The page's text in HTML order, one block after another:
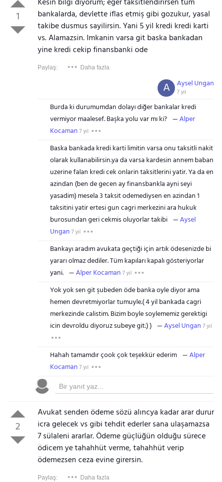
1
bankalarda, devlette iflas etmiş gibi gozukur, yasal
takibe dusmus sayilirsin. Yani 5 yil kredi kredi karti
vs. Alamazsin. Imkanin varsa git baska bankadan
yine kredi cekip finansbanki ode
Paylaş: Daha fazla
Aysel Ungan
7 yıl
A
Burda ki durumumdan dolayı diğer bankalar kredi
vermiyor maalesef. Başka yolu var mı ki?
Alper
Kocaman 7 yıl
Baska bankada kredi karti limitin varsa onu taksitli nakit
olarak kullanabilirsin.ya da varsa kardesin annem baban
uzerine falan kredi cek onlarin taksitlerini yatir. Ya da en
azindan (ben de gecen ay finansbankla ayni seyi
yasadim) mesela 3 taksit odemediysen en azindan 1
taksitini yatir ertesi gun cagri merkezini ara hukuk
burosundan geri cekmis oluyorlar takibi
Aysel
Ungan 7 yıl
Bankayı aradım avukata geçtiği için artık ödesenizde bi
yararı olmaz dediler. Tüm kapıları kapalı gösteriyorlar
yani.
Alper Kocaman 7 yıl
Yok yok sen git şubeden öde banka oyle diyor ama
hemen devretmiyorlar tumuyle.( 4 yil bankada cagri
merkezinde calistim. Bizim boyle soylememiz gerektigi
icin devroldu diyoruz subeye git:) )
Aysel Ungan 7 yıl
Hahah tamamdır çook çok teşekkür ederim
Alper
Kocaman 7 yıl
2
Avukat senden ödeme sözü alıncya kadar arar durur
icra gelecek vs gibi tehdit ederler sana ulaşamazsa
7 sülaleni ararlar. Ödeme güçlüğün olduğu sürece
ödicem ye tahahhüt verme, tahahhüt verip
ödemezsen ceza evine girersin.
Paylaş: Daha fazla